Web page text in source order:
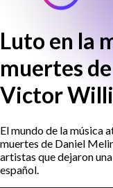
Luto en la
muertes
Victor
El mundo de la música
muertes de Daniel
artistas que dejaron
español.